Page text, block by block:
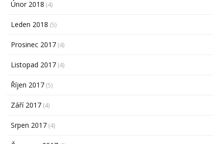
Únor 2018 (4)
Leden 2018 (5)
Prosinec 2017 (4)
Listopad 2017 (4)
Říjen 2017 (5)
Září 2017 (4)
Srpen 2017 (4)